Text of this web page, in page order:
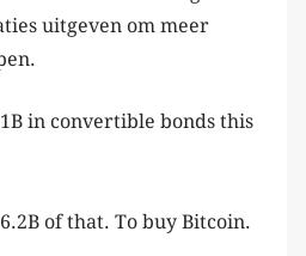
uitgeven om meer
in convertible bonds this
of that. To buy Bitcoin.